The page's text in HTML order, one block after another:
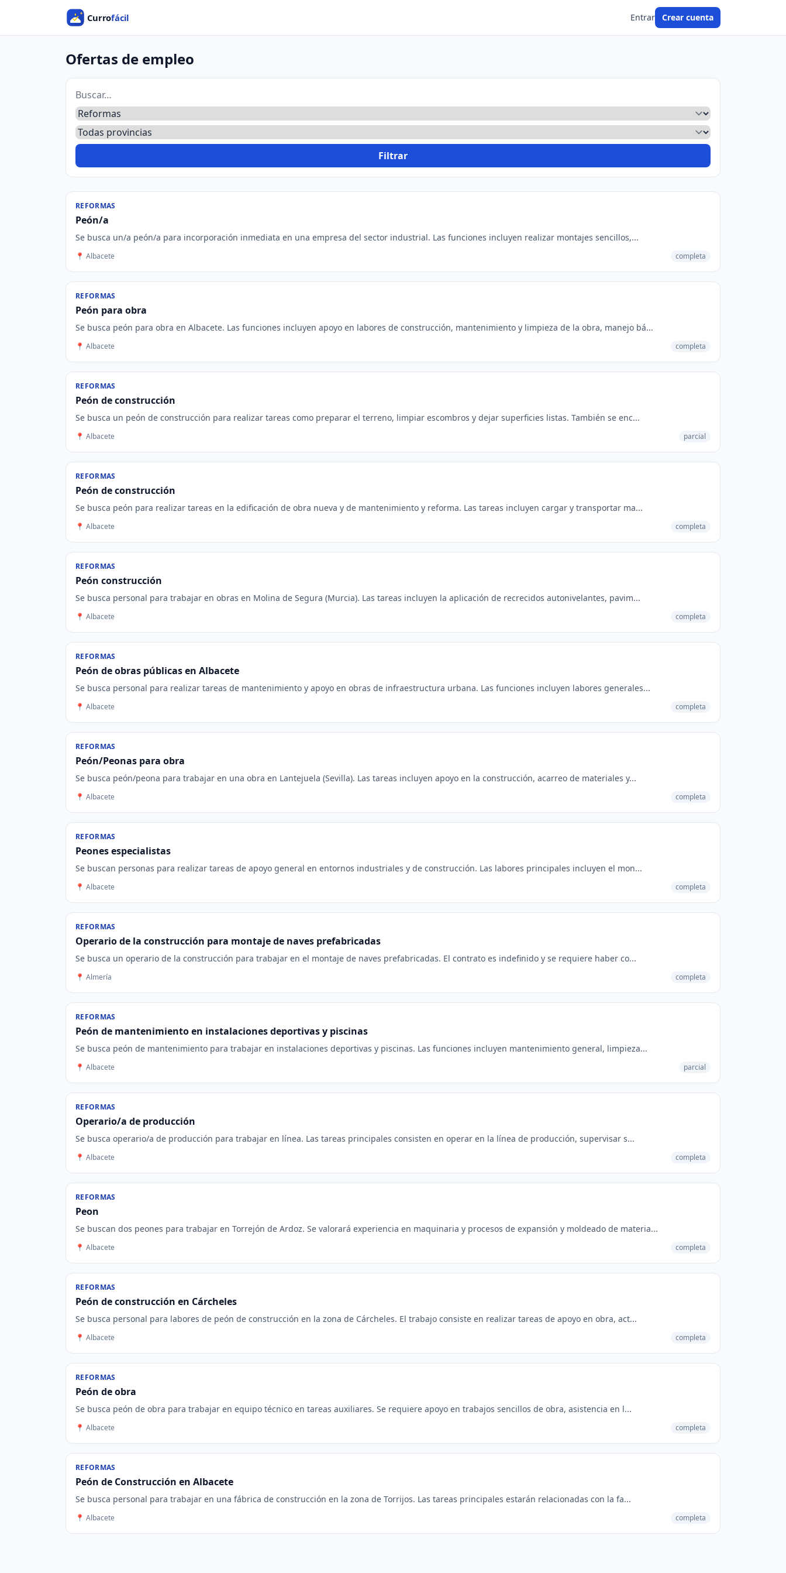
Entrar Crear cuenta
Ofertas de empleo
Filtrar
REFORMAS
Peón/a
Se busca un/a peón/a para incorporación inmediata en una empresa del sector industrial. Las funciones incluyen realizar montajes sencillos,...
📍 Albacete completa
REFORMAS
Peón para obra
Se busca peón para obra en Albacete. Las funciones incluyen apoyo en labores de construcción, mantenimiento y limpieza de la obra, manejo bá...
📍 Albacete completa
REFORMAS
Peón de construcción
Se busca un peón de construcción para realizar tareas como preparar el terreno, limpiar escombros y dejar superficies listas. También se enc...
📍 Albacete parcial
REFORMAS
Peón de construcción
Se busca peón para realizar tareas en la edificación de obra nueva y de mantenimiento y reforma. Las tareas incluyen cargar y transportar ma...
📍 Albacete completa
REFORMAS
Peón construcción
Se busca personal para trabajar en obras en Molina de Segura (Murcia). Las tareas incluyen la aplicación de recrecidos autonivelantes, pavim...
📍 Albacete completa
REFORMAS
Peón de obras públicas en Albacete
Se busca personal para realizar tareas de mantenimiento y apoyo en obras de infraestructura urbana. Las funciones incluyen labores generales...
📍 Albacete completa
REFORMAS
Peón/Peonas para obra
Se busca peón/peona para trabajar en una obra en Lantejuela (Sevilla). Las tareas incluyen apoyo en la construcción, acarreo de materiales y...
📍 Albacete completa
REFORMAS
Peones especialistas
Se buscan personas para realizar tareas de apoyo general en entornos industriales y de construcción. Las labores principales incluyen el mon...
📍 Albacete completa
REFORMAS
Operario de la construcción para montaje de naves prefabricadas
Se busca un operario de la construcción para trabajar en el montaje de naves prefabricadas. El contrato es indefinido y se requiere haber co...
📍 Almería completa
REFORMAS
Peón de mantenimiento en instalaciones deportivas y piscinas
Se busca peón de mantenimiento para trabajar en instalaciones deportivas y piscinas. Las funciones incluyen mantenimiento general, limpieza...
📍 Albacete parcial
REFORMAS
Operario/a de producción
Se busca operario/a de producción para trabajar en línea. Las tareas principales consisten en operar en la línea de producción, supervisar s...
📍 Albacete completa
REFORMAS
Peon
Se buscan dos peones para trabajar en Torrejón de Ardoz. Se valorará experiencia en maquinaria y procesos de expansión y moldeado de materia...
📍 Albacete completa
REFORMAS
Peón de construcción en Cárcheles
Se busca personal para labores de peón de construcción en la zona de Cárcheles. El trabajo consiste en realizar tareas de apoyo en obra, act...
📍 Albacete completa
REFORMAS
Peón de obra
Se busca peón de obra para trabajar en equipo técnico en tareas auxiliares. Se requiere apoyo en trabajos sencillos de obra, asistencia en l...
📍 Albacete completa
REFORMAS
Peón de Construcción en Albacete
Se busca personal para trabajar en una fábrica de construcción en la zona de Torrijos. Las tareas principales estarán relacionadas con la fa...
📍 Albacete completa